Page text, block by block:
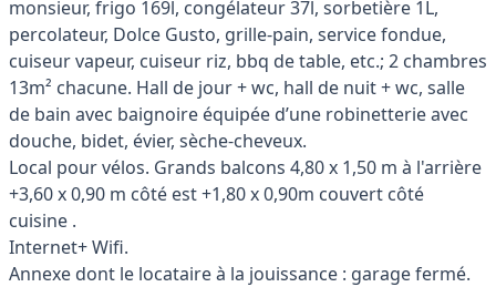
monsieur, frigo 169l, congélateur 37l, sorbetière 1L,
percolateur, Dolce Gusto, grille-pain, service fondue,
cuiseur vapeur, cuiseur riz, bbq de table, etc.; 2 chambres
13m² chacune. Hall de jour + wc, hall de nuit + wc, salle
de bain avec baignoire équipée d’une robinetterie avec
douche, bidet, évier, sèche-cheveux.
Local pour vélos. Grands balcons 4,80 x 1,50 m à l'arrière
+3,60 x 0,90 m côté est +1,80 x 0,90m couvert côté
cuisine .
Internet+ Wifi.
Annexe dont le locataire à la jouissance : garage fermé.